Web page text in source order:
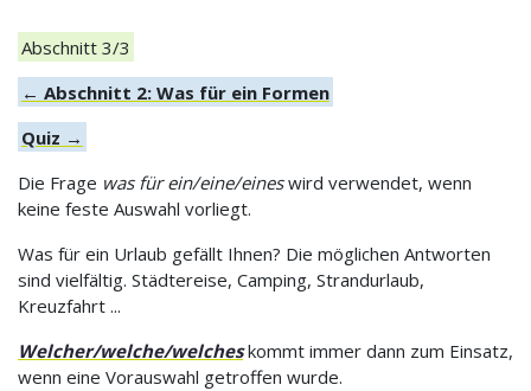
Abschnitt 3/3
← Abschnitt 2: Was für ein Formen
Quiz →
Die Frage was für ein/eine/eineswird verwendet, wenn
keine feste Auswahl vorliegt.
Was für ein Urlaub gefällt Ihnen? Die möglichen Antworten
sind vielfältig. Städtereise, Camping, Strandurlaub,
Kreuzfahrt ...
Welcher/welche/welcheskommt immer dann zum Einsatz,
wenn eine Vorauswahl getroffen wurde.